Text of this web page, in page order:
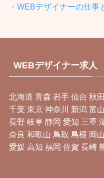
・WEBデザイナーの仕事
WEBデザイナー求人
北海道 青森 岩手 仙台 秋田
千葉 東京 神奈川 新潟 富山
長野 岐阜 静岡 愛知 三重
奈良 和歌山 鳥取 島根 岡山
愛媛 高知 福岡 佐賀 長崎